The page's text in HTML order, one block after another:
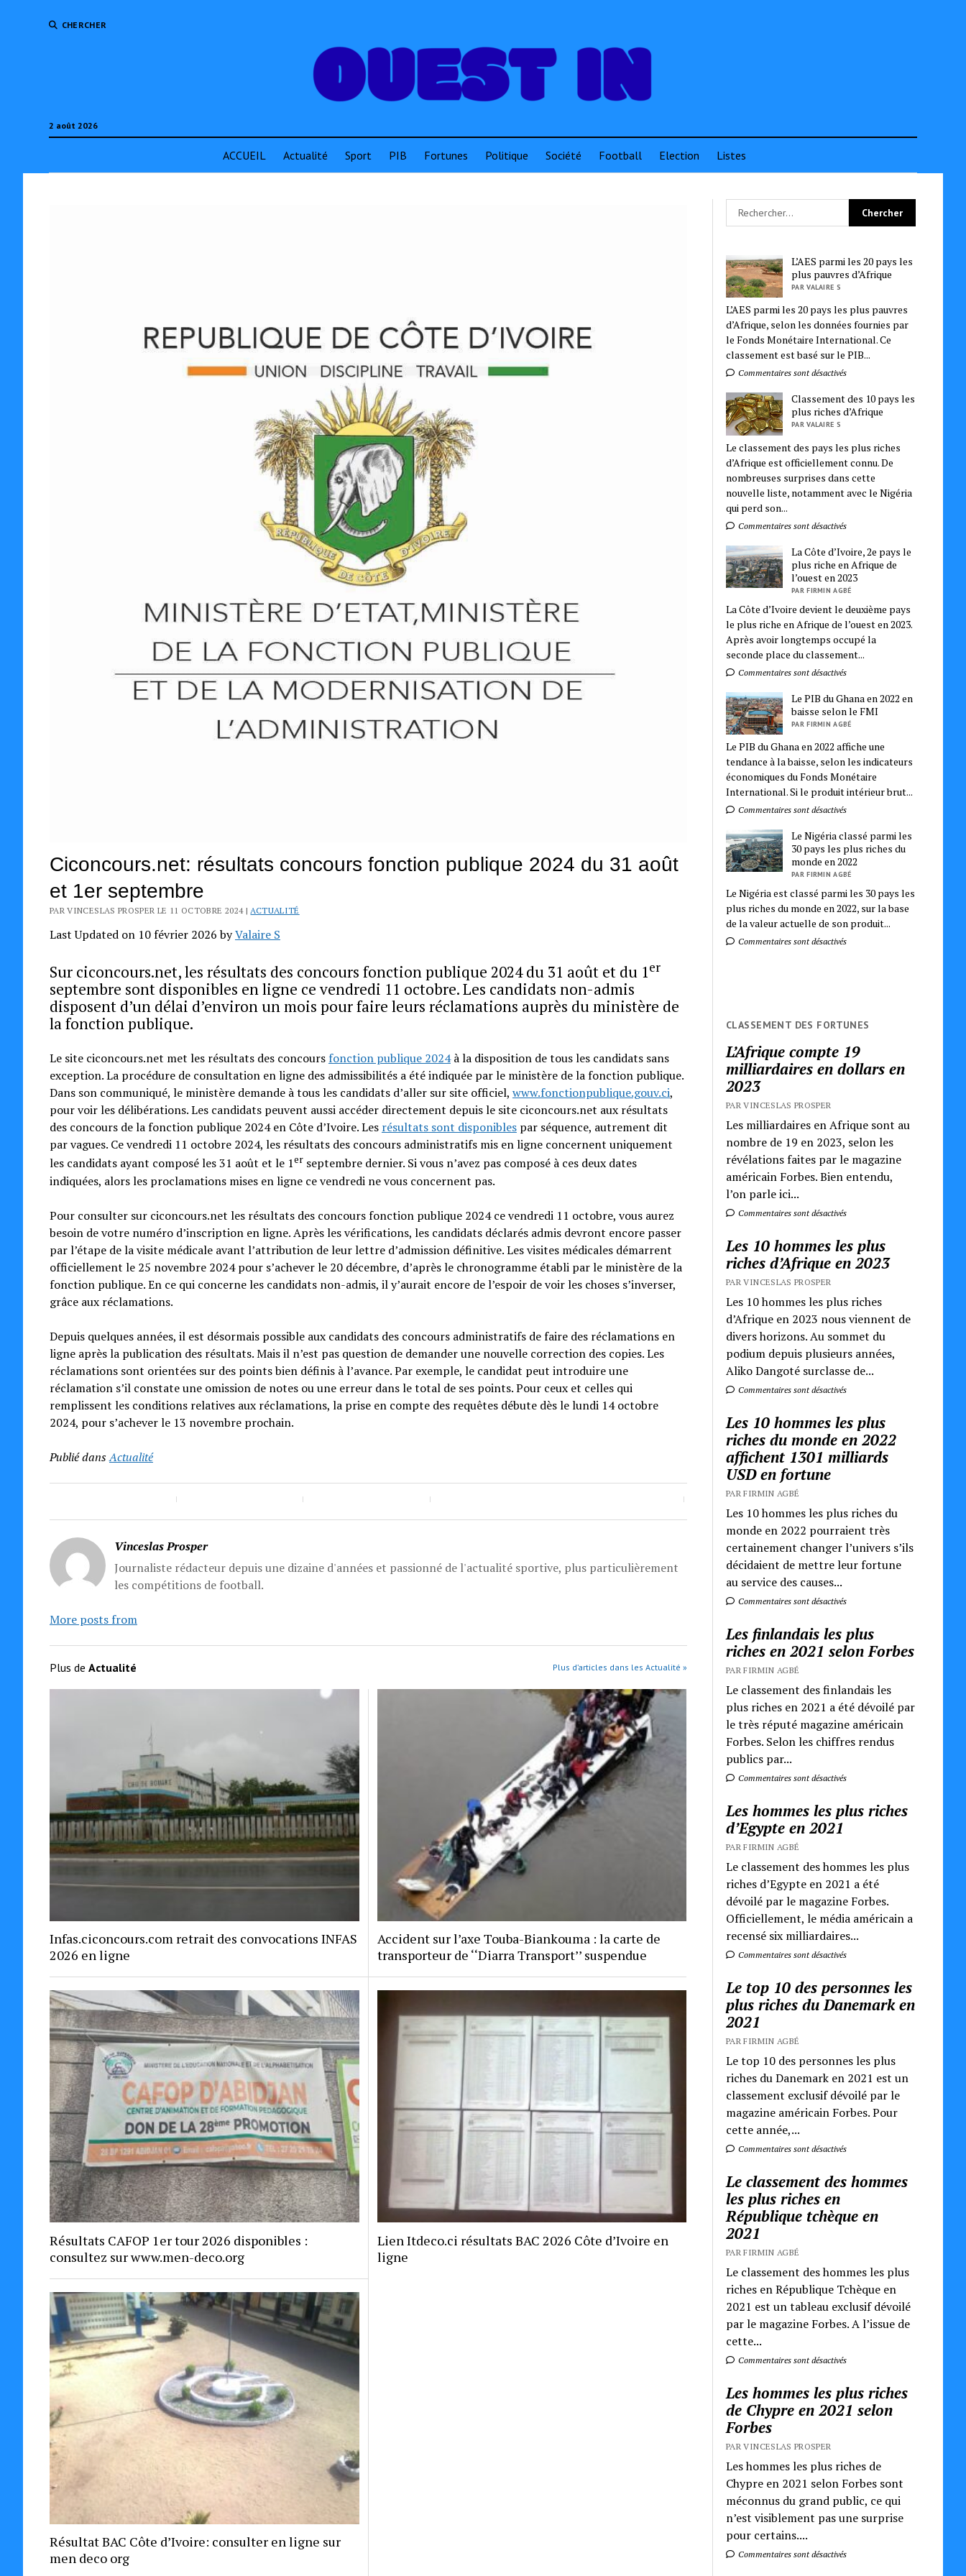
CHERCHER
2 août 2026
ACCUEIL Actualité Sport PIB Fortunes Politique Société Football Election Listes
Ciconcours.net: résultats concours fonction publique 2024 du 31 août
et 1er septembre
PAR VINCESLAS PROSPER LE 11 OCTOBRE 2024 |ACTUALITÉ
Last Updated on 10 février 2026 byValaire S
Sur ciconcours.net, les résultats des concours fonction publique 2024 du 31 août et du 1er
septembre sont disponibles en ligne ce vendredi 11 octobre. Les candidats non-admis
disposent d’un délai d’environ un mois pour faire leurs réclamations auprès du ministère de
la fonction publique.
Le site ciconcours.net met les résultats des concours fonction publique 2024à la disposition de tous les candidats sans
exception. La procédure de consultation en ligne des admissibilités a été indiquée par le ministère de la fonction publique.
Dans son communiqué, le ministère demande à tous les candidats d’aller sur site officiel, www.fonctionpublique.gouv.ci,
pour voir les délibérations. Les candidats peuvent aussi accéder directement depuis le site ciconcours.net aux résultats
des concours de la fonction publique 2024 en Côte d’Ivoire. Les résultats sont disponiblespar séquence, autrement dit
par vagues. Ce vendredi 11 octobre 2024, les résultats des concours administratifs mis en ligne concernent uniquement
les candidats ayant composé les 31 août et le 1erseptembre dernier. Si vous n’avez pas composé à ces deux dates
indiquées, alors les proclamations mises en ligne ce vendredi ne vous concernent pas.
Pour consulter sur ciconcours.net les résultats des concours fonction publique 2024 ce vendredi 11 octobre, vous aurez
besoin de votre numéro d’inscription en ligne. Après les vérifications, les candidats déclarés admis devront encore passer
par l’étape de la visite médicale avant l’attribution de leur lettre d’admission définitive. Les visites médicales démarrent
officiellement le 25 novembre 2024 pour s’achever le 20 décembre, d’après le chronogramme établi par le ministère de la
fonction publique. En ce qui concerne les candidats non-admis, il y’aurait encore de l’espoir de voir les choses s’inverser,
grâce aux réclamations.
Depuis quelques années, il est désormais possible aux candidats des concours administratifs de faire des réclamations en
ligne après la publication des résultats. Mais il n’est pas question de demander une nouvelle correction des copies. Les
réclamations sont orientées sur des points bien définis à l’avance. Par exemple, le candidat peut introduire une
réclamation s’il constate une omission de notes ou une erreur dans le total de ses points. Pour ceux et celles qui
remplissent les conditions relatives aux réclamations, la prise en compte des requêtes débute dès le lundi 14 octobre
2024, pour s’achever le 13 novembre prochain.
Publié dansActualité
Vinceslas Prosper
Journaliste rédacteur depuis une dizaine d'années et passionné de l'actualité sportive, plus particulièrement
les compétitions de football.
More posts from
Plus de Actualité Plus d’articles dans les Actualité »
Infas.ciconcours.com retrait des convocations INFAS
2026 en ligne
Accident sur l’axe Touba-Biankouma : la carte de
transporteur de ‘‘Diarra Transport’’ suspendue
Résultats CAFOP 1er tour 2026 disponibles :
consultez sur www.men-deco.org
Lien Itdeco.ci résultats BAC 2026 Côte d’Ivoire en
ligne
Résultat BAC Côte d’Ivoire: consulter en ligne sur
men deco org
L’AES parmi les 20 pays les
plus pauvres d’Afrique
PAR VALAIRE S
L’AES parmi les 20 pays les plus pauvres
d’Afrique, selon les données fournies par
le Fonds Monétaire International. Ce
classement est basé sur le PIB...
Commentaires sont désactivés
Classement des 10 pays les
plus riches d’Afrique
PAR VALAIRE S
Le classement des pays les plus riches
d’Afrique est officiellement connu. De
nombreuses surprises dans cette
nouvelle liste, notamment avec le Nigéria
qui perd son...
Commentaires sont désactivés
La Côte d’Ivoire, 2e pays le
plus riche en Afrique de
l’ouest en 2023
PAR FIRMIN AGBÉ
La Côte d’Ivoire devient le deuxième pays
le plus riche en Afrique de l’ouest en 2023.
Après avoir longtemps occupé la
seconde place du classement...
Commentaires sont désactivés
Le PIB du Ghana en 2022 en
baisse selon le FMI
PAR FIRMIN AGBÉ
Le PIB du Ghana en 2022 affiche une
tendance à la baisse, selon les indicateurs
économiques du Fonds Monétaire
International. Si le produit intérieur brut...
Commentaires sont désactivés
Le Nigéria classé parmi les
30 pays les plus riches du
monde en 2022
PAR FIRMIN AGBÉ
Le Nigéria est classé parmi les 30 pays les
plus riches du monde en 2022, sur la base
de la valeur actuelle de son produit...
Commentaires sont désactivés
CLASSEMENT DES FORTUNES
L’Afrique compte 19
milliardaires en dollars en
2023
PAR VINCESLAS PROSPER
Les milliardaires en Afrique sont au
nombre de 19 en 2023, selon les
révélations faites par le magazine
américain Forbes. Bien entendu,
l’on parle ici...
Commentaires sont désactivés
Les 10 hommes les plus
riches d’Afrique en 2023
PAR VINCESLAS PROSPER
Les 10 hommes les plus riches
d’Afrique en 2023 nous viennent de
divers horizons. Au sommet du
podium depuis plusieurs années,
Aliko Dangoté surclasse de...
Commentaires sont désactivés
Les 10 hommes les plus
riches du monde en 2022
affichent 1301 milliards
USD en fortune
PAR FIRMIN AGBÉ
Les 10 hommes les plus riches du
monde en 2022 pourraient très
certainement changer l’univers s’ils
décidaient de mettre leur fortune
au service des causes...
Commentaires sont désactivés
Les finlandais les plus
riches en 2021 selon Forbes
PAR FIRMIN AGBÉ
Le classement des finlandais les
plus riches en 2021 a été dévoilé par
le très réputé magazine américain
Forbes. Selon les chiffres rendus
publics par...
Commentaires sont désactivés
Les hommes les plus riches
d’Egypte en 2021
PAR FIRMIN AGBÉ
Le classement des hommes les plus
riches d’Egypte en 2021 a été
dévoilé par le magazine Forbes.
Officiellement, le média américain a
recensé six milliardaires...
Commentaires sont désactivés
Le top 10 des personnes les
plus riches du Danemark en
2021
PAR FIRMIN AGBÉ
Le top 10 des personnes les plus
riches du Danemark en 2021 est un
classement exclusif dévoilé par le
magazine américain Forbes. Pour
cette année,...
Commentaires sont désactivés
Le classement des hommes
les plus riches en
République tchèque en
2021
PAR FIRMIN AGBÉ
Le classement des hommes les plus
riches en République Tchèque en
2021 est un tableau exclusif dévoilé
par le magazine Forbes. A l’issue de
cette...
Commentaires sont désactivés
Les hommes les plus riches
de Chypre en 2021 selon
Forbes
PAR VINCESLAS PROSPER
Les hommes les plus riches de
Chypre en 2021 selon Forbes sont
méconnus du grand public, ce qui
n’est visiblement pas une surprise
pour certains....
Commentaires sont désactivés